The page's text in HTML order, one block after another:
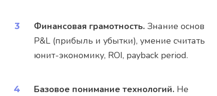
Финансовая грамотность. Знание основ
P&L (прибыль и убытки), умение считать
юнит-экономику, ROI, payback period.
Базовое понимание технологий. Не